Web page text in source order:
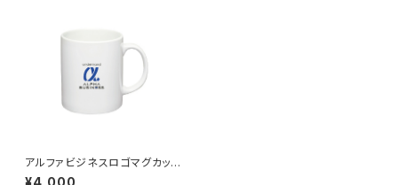
アルファビジネスロゴマグカップ
／工藤 裕志
¥4,000